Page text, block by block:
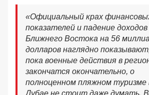
«Официальный крах
показателей и падение доходов
Ближнего Востока на 56
долларов наглядно
пока военные действия в
закончатся окончательно, о
полноценном пляжном
Дубае не стоит даже думать.